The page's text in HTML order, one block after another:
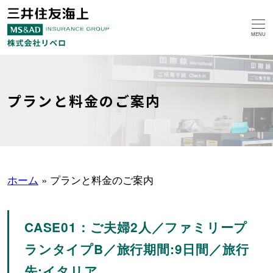
MENU
プランと料金のご案内
ホーム » プランと料金のご案内
CASE01：ご夫婦2人／ファミリープ
ランタイプB／旅行期間:9日間／旅行